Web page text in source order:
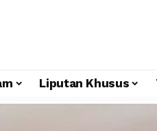
Liputan Khusus